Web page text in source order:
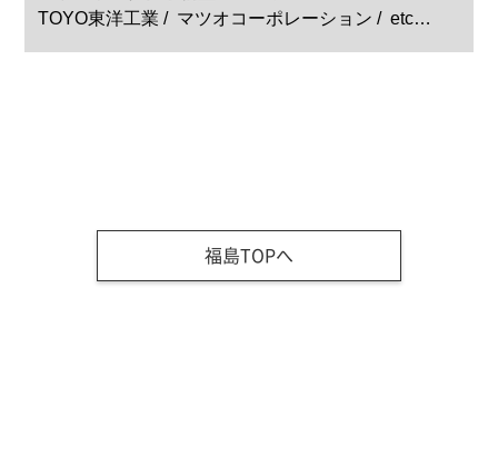
TOYO東洋工業
マツオコーポレーション etc…
福島TOPへ